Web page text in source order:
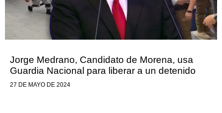
Jorge Medrano, Candidato de Morena, usa
Guardia Nacional para liberar a un detenido
27 DE MAYO DE 2024